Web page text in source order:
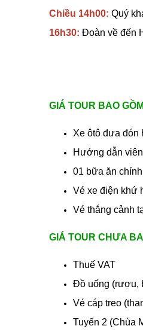
Chiều 14h00: Quý
16h30: Đoàn về đến
GIÁ TOUR BAO GỒM
Xe ôtô đưa đón
Hướng dẫn
01 bữa ăn
Vé xe điện khứ
Vé thắng cảnh
GIÁ TOUR CHƯA
Thuế VAT
Đồ uống (rượu,
Vé cáp treo
Tuyến 2 (Chùa